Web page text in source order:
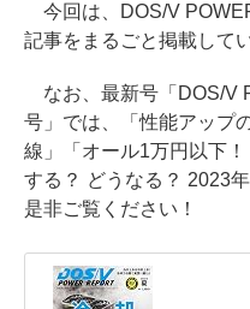
今回は、DOS/V
記事をまるごと掲載して
なお、最新号「DOS/V
号」では、「性能アップ
線」「オール1万円以下
する？ どうなる？ 2023
是非ご覧ください！